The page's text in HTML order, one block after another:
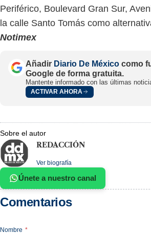
Periférico, Boulevard Gran Sur,
la calle Santo Tomás como
Notimex
Añadir Diario De México como
Google de forma gratuita.
Mantente informado con las últimas
ACTIVAR AHORA
Sobre el autor
REDACCIÓN
Ver biografía
Únete a nuestro canal
Comentarios
Nombre *